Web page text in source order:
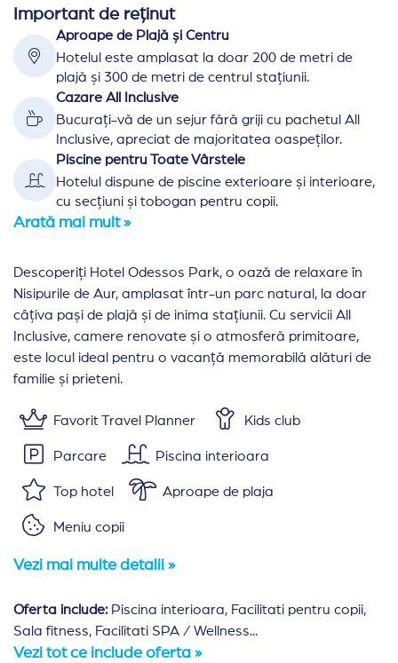
Descoperiți Hotel Odessos Park, o oază de relaxare în
Nisipurile de Aur, amplasat într-un parc natural, la doar
câțiva pași de plajă și de inima stațiunii. Cu servicii All
Inclusive, camere renovate și o atmosferă primitoare,
este locul ideal pentru o vacanță memorabilă alături de
familie și prieteni.
Favorit Travel Planner Kids club
Parcare Piscina interioara
Top hotel Aproape de plaja
Meniu copii
Vezi mai multe detalii »
Oferta include:Piscina interioara, Facilitati pentru copii,
Sala fitness, Facilitati SPA / Wellness...
Vezi tot ce include oferta »
Important de reținut
Aproape de Plajă și Centru
Hotelul este amplasat la doar 200 de metri de
plajă și 300 de metri de centrul stațiunii.
Cazare All Inclusive
Bucurați-vă de un sejur fără griji cu pachetul All
Inclusive, apreciat de majoritatea oaspeților.
Piscine pentru Toate Vârstele
Hotelul dispune de piscine exterioare și interioare,
cu secțiuni și tobogan pentru copii.
Arată mai mult »